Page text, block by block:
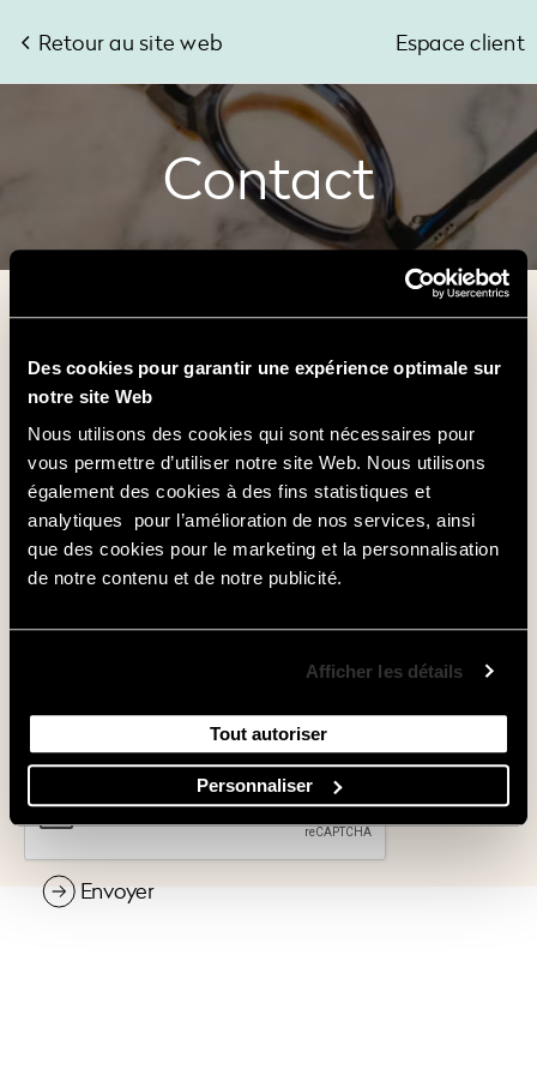
Des cookies pour garantir une expérience optimale sur
notre site Web
Nous utilisons des cookies qui sont nécessaires pour
vous permettre d’utiliser notre site Web. Nous utilisons
également des cookies à des fins statistiques et
analytiques pour l’amélioration de nos services, ainsi
que des cookies pour le marketing et la personnalisation
de notre contenu et de notre publicité.
Afficher les détails
Tout autoriser
Personnaliser
Retour au site web Espace client
Contact
N’hésitez pas à nous contacter ou à nous faire part de vous
Prénom et nom
E-mail
Sélectionnez votre magasin ou service
Comment pouvons-nous vous aider ?
Envoyer